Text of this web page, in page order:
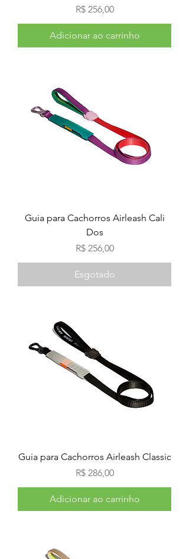
Preço
R$ 256,00
Adicionar ao carrinho
Guia para Cachorros Airleash Cali
Dos
Preço
R$ 256,00
Esgotado
Guia para Cachorros Airleash Classic
Preço
R$ 286,00
Adicionar ao carrinho